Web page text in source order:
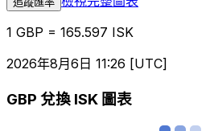
1 GBP = 165.597 ISK
2026年8月6日 11:26 [UTC]
GBP 兌換 ISK 圖表